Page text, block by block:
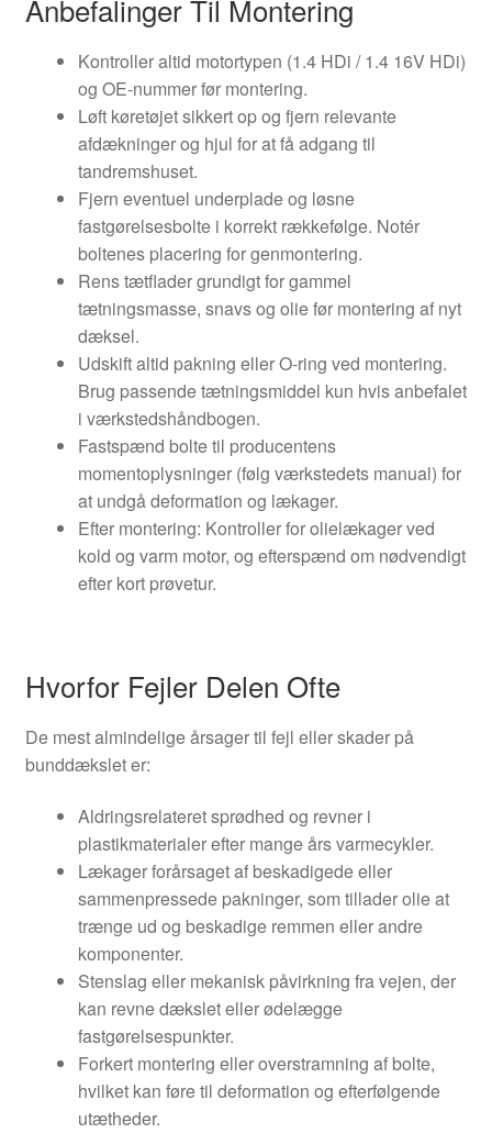
Anbefalinger Til Montering
Kontroller altid motortypen (1.4 HDi / 1.4 16V HDi)
og OE-nummer før montering.
Løft køretøjet sikkert op og fjern relevante
afdækninger og hjul for at få adgang til
tandremshuset.
Fjern eventuel underplade og løsne
fastgørelsesbolte i korrekt rækkefølge. Notér
boltenes placering for genmontering.
Rens tætflader grundigt for gammel
tætningsmasse, snavs og olie før montering af nyt
dæksel.
Udskift altid pakning eller O-ring ved montering.
Brug passende tætningsmiddel kun hvis anbefalet
i værkstedshåndbogen.
Fastspænd bolte til producentens
momentoplysninger (følg værkstedets manual) for
at undgå deformation og lækager.
Efter montering: Kontroller for olielækager ved
kold og varm motor, og efterspænd om nødvendigt
efter kort prøvetur.
Hvorfor Fejler Delen Ofte
De mest almindelige årsager til fejl eller skader på
bunddækslet er:
Aldringsrelateret sprødhed og revner i
plastikmaterialer efter mange års varmecykler.
Lækager forårsaget af beskadigede eller
sammenpressede pakninger, som tillader olie at
trænge ud og beskadige remmen eller andre
komponenter.
Stenslag eller mekanisk påvirkning fra vejen, der
kan revne dækslet eller ødelægge
fastgørelsespunkter.
Forkert montering eller overstramning af bolte,
hvilket kan føre til deformation og efterfølgende
utætheder.